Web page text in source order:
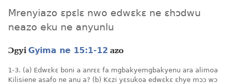
Mrenyiazo ɛpɛlɛ nwo edwɛkɛ ne ɛhɔdwu
neazo eku ne anyunlu
Ɔgyi Gyima ne 15:1-12 azo
1-3. (a) Edwɛkɛ boni a anrɛɛ fa mgbakyemgbakyenu ara alimoa
Kilisiene asafo ne anu a? (b) Kɛzi yɛsukoa edwɛkɛ ɛhye mɔɔ wɔ